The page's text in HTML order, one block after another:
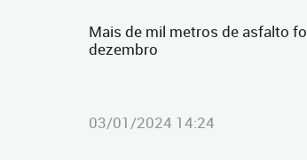
Mais de mil metros de asfalto
dezembro
03/01/2024 14:24